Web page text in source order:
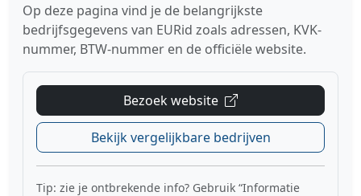
Op deze pagina vind je de belangrijkste
bedrijfsgegevens van EURid zoals adressen, KVK-
nummer, BTW-nummer en de officiële website.
Bezoek website
Bekijk vergelijkbare bedrijven
Tip: zie je ontbrekende info? Gebruik “Informatie